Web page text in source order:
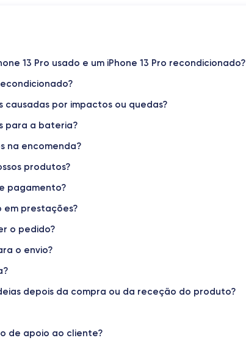
iOS (iOS 17)
189 g
12 MP
13 Pro usado e um iPhone 13 Pro recondicionado?
por impactos ou quedas?
para a bateria?
na encomenda?
produtos?
pagamento?
em prestações?
o pedido?
o envio?
depois da compra ou da receção do produto?
de apoio ao cliente?